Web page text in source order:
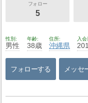
フォロー
5
性別
男性
年齢
38歳
住所
沖縄県
入会
フォローする メッセ